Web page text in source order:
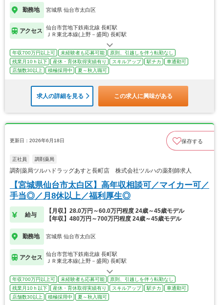
勤務地 宮城県 仙台市太白区
アクセス
仙台市営地下鉄南北線 長町駅
ＪＲ東北本線(上野－盛岡) 長町駅
年収700万円以上可 未経験者も応募可能
原則、引越しを伴う転勤なし
残業月10ｈ以下
産休・育休取得実績有り スキルアップ 駅チカ
車通勤可
店舗数30以上
積極採用中 夏～秋入職可
求人の詳細を見る この求人に興味がある
更新日：2026年6月18日 保存する
正社員 調剤薬局
調剤薬局ツルハドラッグあすと長町店 株式会社ツルハの薬剤師求人
【宮城県仙台市太白区】高年収相談可／マイカー可／
手当◎／月8休以上／福利厚生◎
給与
【月収】28.0万円～60.0万円程度 24歳～45歳モデル
【年収】480万円～700万円程度 24歳～45歳モデル
勤務地 宮城県 仙台市太白区
アクセス
仙台市営地下鉄南北線 長町駅
ＪＲ東北本線(上野－盛岡) 長町駅
年収700万円以上可 未経験者も応募可能
原則、引越しを伴う転勤なし
残業月10ｈ以下
産休・育休取得実績有り スキルアップ 駅チカ
車通勤可
店舗数30以上
積極採用中 夏～秋入職可